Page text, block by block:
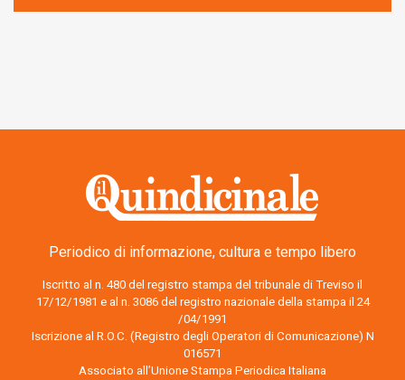
Periodico di informazione, cultura e tempo libero
Iscritto al n. 480 del registro stampa del tribunale di Treviso il
17/12/1981 e al n. 3086 del registro nazionale della stampa il 24
/04/1991
Iscrizione al R.O.C. (Registro degli Operatori di Comunicazione) N
016571
Associato all’Unione Stampa Periodica Italiana